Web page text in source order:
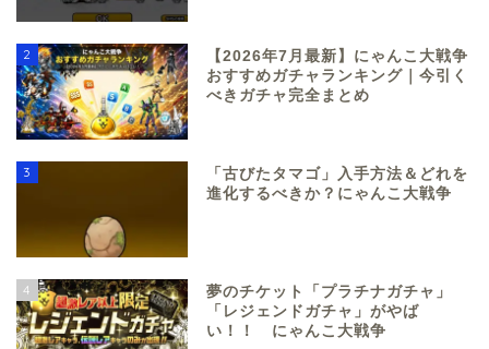
2
【2026年7月最新】にゃんこ大戦争
おすすめガチャランキング｜今引く
べきガチャ完全まとめ
3
「古びたタマゴ」入手方法＆どれを
進化するべきか？にゃんこ大戦争
4
夢のチケット「プラチナガチャ」
「レジェンドガチャ」がやば
い！！ にゃんこ大戦争